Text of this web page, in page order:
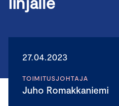
27.04.2023
TOIMITUSJOHTAJA
Juho Romakkaniemi